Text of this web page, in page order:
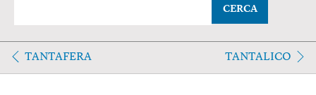
CERCA
TANTAFERA TANTALICO